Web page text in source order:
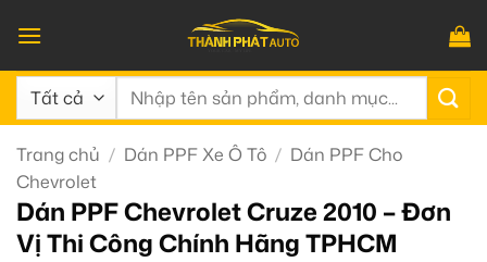
qua
nội
dung
Tìm
Trang chủ / Dán PPF Xe Ô Tô / Dán PPF Cho
Chevrolet
Dán PPF Chevrolet Cruze 2010 – Đơn
Vị Thi Công Chính Hãng TPHCM